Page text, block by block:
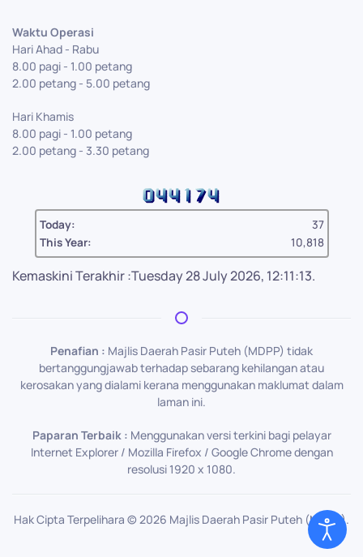
Waktu Operasi
Hari Ahad - Rabu
8.00 pagi - 1.00 petang
2.00 petang - 5.00 petang
Hari Khamis
8.00 pagi - 1.00 petang
2.00 petang - 3.30 petang
Today:
37
This Year:
10,818
Kemaskini Terakhir :Tuesday 28 July 2026, 12:11:13.
Penafian : Majlis Daerah Pasir Puteh (MDPP) tidak
bertanggungjawab terhadap sebarang kehilangan atau
kerosakan yang dialami kerana menggunakan maklumat dalam
laman ini.
Paparan Terbaik : Menggunakan versi terkini bagi pelayar
Internet Explorer / Mozilla Firefox / Google Chrome dengan
resolusi 1920 x 1080.
Hak Cipta Terpelihara ©2026 Majlis Daerah Pasir Puteh (MDPP).